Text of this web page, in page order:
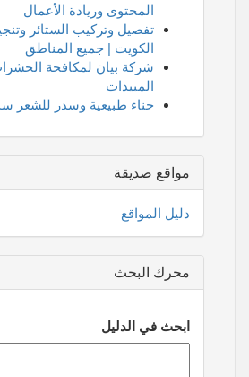
المحتوى وريادة الأعمال
تفصيل وتركيب الستائر
الكويت | جميع المناطق
شركة بيان لمكافحة
المبيدات
حناء طبيعية وسدر للشعر
مواقع صديقة
دليل المواقع
محرك البحث
ابحث في الدليل